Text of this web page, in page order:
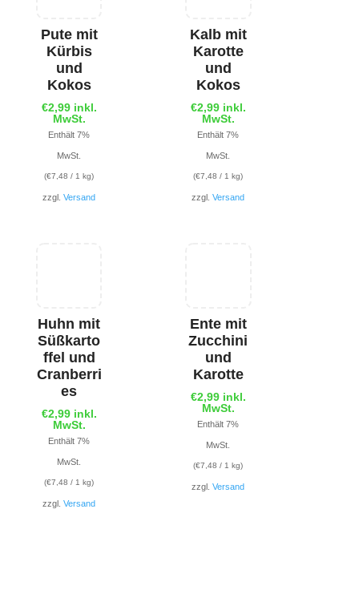
Pute mit
Kürbis
und
Kokos
€2,99 inkl.
MwSt.
Enthält 7%
MwSt.
(€7,48 / 1 kg)
zzgl.Versand
Kalb mit
Karotte
und
Kokos
€2,99 inkl.
MwSt.
Enthält 7%
MwSt.
(€7,48 / 1 kg)
zzgl.Versand
Huhn mit
Süßkarto
ffel und
Cranberri
es
€2,99 inkl.
MwSt.
Enthält 7%
MwSt.
(€7,48 / 1 kg)
zzgl.Versand
Ente mit
Zucchini
und
Karotte
€2,99 inkl.
MwSt.
Enthält 7%
MwSt.
(€7,48 / 1 kg)
zzgl.Versand